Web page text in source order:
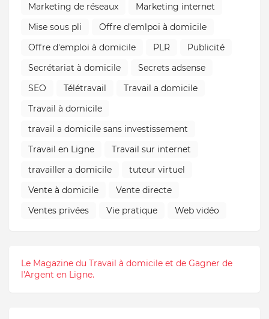
Marketing de réseaux
Marketing internet
Mise sous pli
Offre d'emlpoi à domicile
Offre d'emploi à domicile
PLR
Publicité
Secrétariat à domicile
Secrets adsense
SEO
Télétravail
Travail a domicile
Travail à domicile
travail a domicile sans investissement
Travail en Ligne
Travail sur internet
travailler a domicile
tuteur virtuel
Vente à domicile
Vente directe
Ventes privées
Vie pratique Web vidéo
Le Magazine du Travail à domicile et de Gagner de
l'Argent en Ligne.